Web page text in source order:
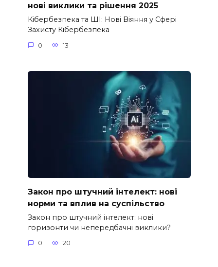
нові виклики та рішення 2025
Кібербезпека та ШІ: Нові Віяння у Сфері
Захисту Кібербезпека
0 13
Закон про штучний інтелект: нові
норми та вплив на суспільство
Закон про штучний інтелект: нові
горизонти чи непередбачні виклики?
0 20